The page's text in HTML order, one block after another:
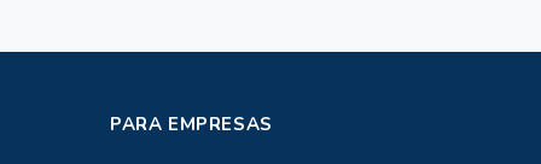
PARA EMPRESAS